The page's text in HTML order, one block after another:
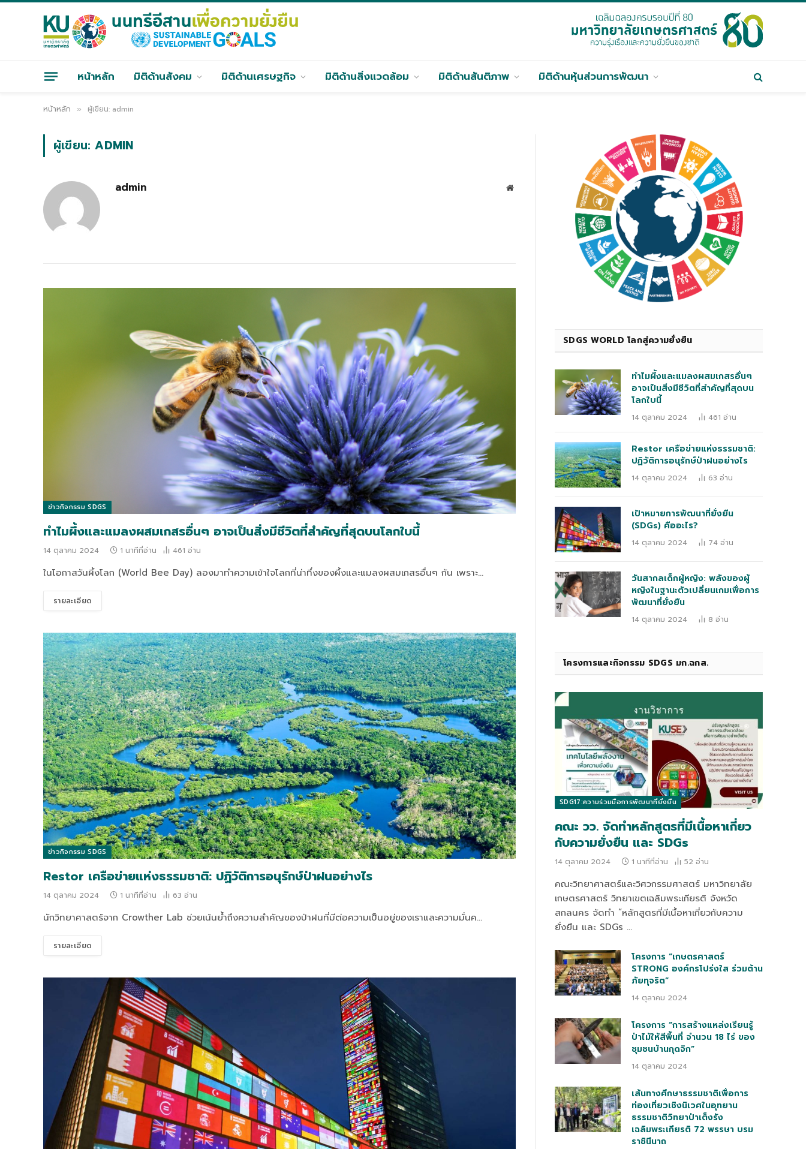
หน้าหลัก มิติด้านสังคม มิติด้านเศรษฐกิจ มิติด้านสิ่งแวดล้อม มิติด้านสันติภาพ มิติด้านหุ้นส่วนการพัฒนา
หน้าหลัก » ผู้เขียน: admin
ผู้เขียน:ADMIN
admin เว็บไซต์
ข่าวกิจกรรม SDGS
ทำไมผึ้งและแมลงผสมเกสรอื่นๆ อาจเป็นสิ่งมีชีวิตที่สำคัญที่สุดบนโลกใบนี้
14 ตุลาคม 2024 1 นาทีที่อ่าน 461 อ่าน
ในโอกาสวันผึ้งโลก (World Bee Day) ลองมาทำความเข้าใจโลกที่น่าทึ่งของผึ้งและแมลงผสมเกสรอื่นๆ กัน เพราะ…
รายละเอียด
ข่าวกิจกรรม SDGS
Restor เครือข่ายแห่งธรรมชาติ: ปฏิวัติการอนุรักษ์ป่าฝนอย่างไร
14 ตุลาคม 2024 1 นาทีที่อ่าน 63 อ่าน
นักวิทยาศาสตร์จาก Crowther Lab ช่วยเน้นย้ำถึงความสำคัญของป่าฝนที่มีต่อความเป็นอยู่ของเราและความมั่นค…
รายละเอียด
SDGS WORLD โลกสู่ความยั่งยืน
ทำไมผึ้งและแมลงผสมเกสรอื่นๆ
อาจเป็นสิ่งมีชีวิตที่สำคัญที่สุดบน
โลกใบนี้
14 ตุลาคม 2024 461 อ่าน
Restor เครือข่ายแห่งธรรมชาติ:
ปฏิวัติการอนุรักษ์ป่าฝนอย่างไร
14 ตุลาคม 2024 63 อ่าน
เป้าหมายการพัฒนาที่ยั่งยืน
(SDGs) คืออะไร?
14 ตุลาคม 2024 74 อ่าน
วันสากลเด็กผู้หญิง: พลังของผู้
หญิงในฐานะตัวเปลี่ยนเกมเพื่อการ
พัฒนาที่ยั่งยืน
14 ตุลาคม 2024 8 อ่าน
โครงการและกิจกรรม SDGS มก.ฉกส.
SDG17:ความร่วมมือการพัฒนาที่ยั่งยืน
คณะ วว. จัดทำหลักสูตรที่มีเนื้อหาเกี่ยว
กับความยั่งยืน และ SDGs
14 ตุลาคม 2024 1 นาทีที่อ่าน 52 อ่าน
คณะวิทยาศาสตร์และวิศวกรรมศาสตร์ มหาวิทยาลัย
เกษตรศาสตร์ วิทยาเขตเฉลิมพระเกียรติ จังหวัด
สกลนคร จัดทำ “หลักสูตรที่มีเนื้อหาเกี่ยวกับความ
ยั่งยืน และ SDGs …
โครงการ “เกษตรศาสตร์
STRONG องค์กรโปร่งใส ร่วมต้าน
ภัยทุจริต”
14 ตุลาคม 2024
โครงการ “การสร้างแหล่งเรียนรู้
ป่าไม้ให้สีพื้นที่ จำนวน 18 ไร่ ของ
ชุมชนบ้านกุดจิก”
14 ตุลาคม 2024
เส้นทางศึกษาธรรมชาติเพื่อการ
ท่องเที่ยวเชิงนิเวศในอุทยาน
ธรรมชาติวิทยาป่าเต็งรัง
เฉลิมพระเกียรติ 72 พรรษา บรม
ราชินีนาถ